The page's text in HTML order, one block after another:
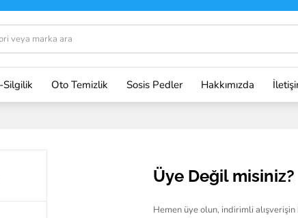
Silgilik Oto Temizlik Sosis Pedler Hakkımızda
Üye Değil misiniz?
Hemen üye olun, indirimli alışverişin